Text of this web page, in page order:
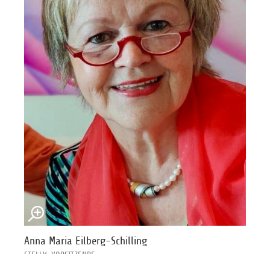
Anna Maria Eilberg-Schilling